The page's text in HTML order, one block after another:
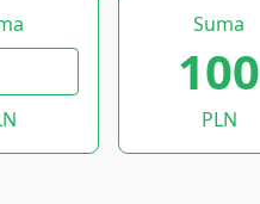
Suma
100
PLN